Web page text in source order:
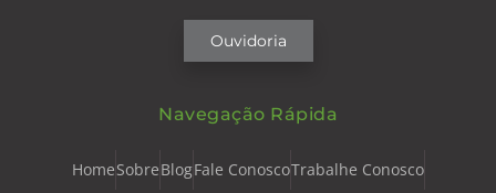
Ouvidoria
Navegação Rápida
HomeSobreBlogFale ConoscoTrabalhe Conosco